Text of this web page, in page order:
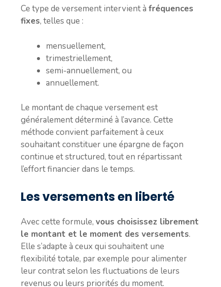
Ce type de versement intervient à fréquences
fixes, telles que :
mensuellement,
trimestriellement,
semi-annuellement, ou
annuellement.
Le montant de chaque versement est
généralement déterminé à l’avance. Cette
méthode convient parfaitement à ceux
souhaitant constituer une épargne de façon
continue et structured, tout en répartissant
l’effort financier dans le temps.
Les versements en liberté
Avec cette formule, vous choisissez librement
le montant et le moment des versements.
Elle s’adapte à ceux qui souhaitent une
flexibilité totale, par exemple pour alimenter
leur contrat selon les fluctuations de leurs
revenus ou leurs priorités du moment.